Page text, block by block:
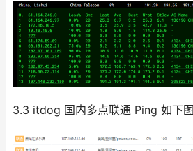
3.3 itdog 国内多点联通 Ping 如下图